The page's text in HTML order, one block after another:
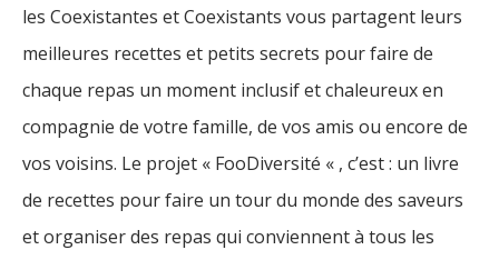
les Coexistantes et Coexistants vous partagent leurs
meilleures recettes et petits secrets pour faire de
chaque repas un moment inclusif et chaleureux en
compagnie de votre famille, de vos amis ou encore de
vos voisins. Le projet « FooDiversité « , c’est : un livre
de recettes pour faire un tour du monde des saveurs
et organiser des repas qui conviennent à tous les